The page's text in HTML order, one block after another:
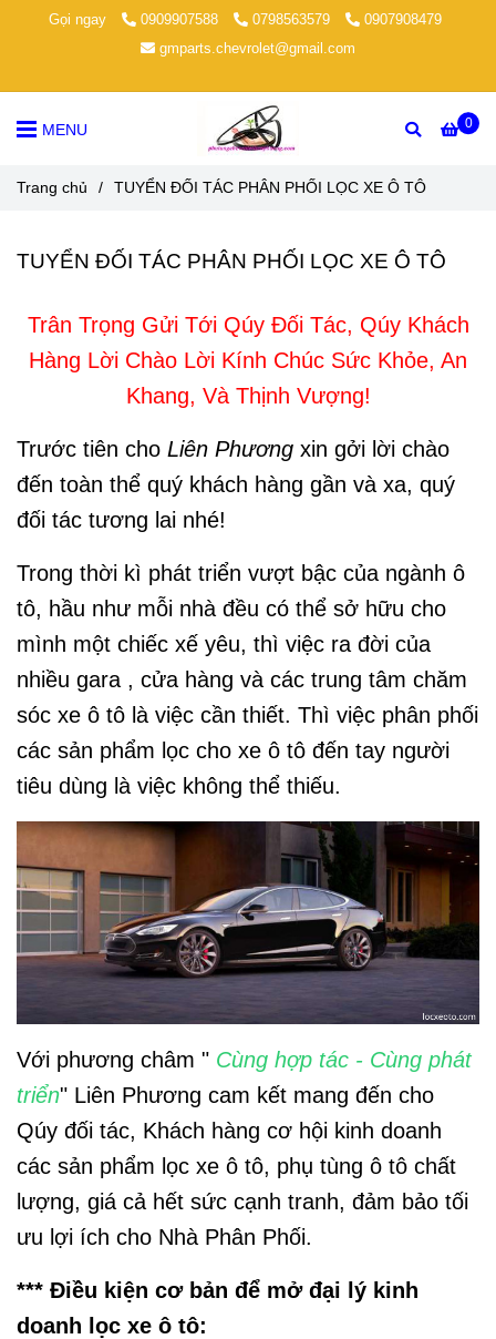
Gọi ngay 0909907588 0798563579
0907908479
gmparts.chevrolet@gmail.com
0
MENU
Trang chủ / TUYỂN ĐỐI TÁC PHÂN PHỐI LỌC XE Ô TÔ
TUYỂN ĐỐI TÁC PHÂN PHỐI LỌC XE Ô TÔ
Trân Trọng Gửi Tới Qúy Đối Tác, Qúy Khách
Hàng Lời Chào Lời Kính Chúc Sức Khỏe, An
Khang, Và Thịnh Vượng!
Trước tiên cho Liên Phương xin gởi lời chào
đến toàn thể quý khách hàng gần và xa, quý
đối tác tương lai nhé!
Trong thời kì phát triển vượt bậc của ngành ô
tô, hầu như mỗi nhà đều có thể sở hữu cho
mình một chiếc xế yêu, thì việc ra đời của
nhiều gara , cửa hàng và các trung tâm chăm
sóc xe ô tô là việc cần thiết. Thì việc phân phối
các sản phẩm lọc cho xe ô tô đến tay người
tiêu dùng là việc không thể thiếu.
Với phương châm " Cùng hợp tác - Cùng phát
triển" Liên Phương cam kết mang đến cho
Qúy đối tác, Khách hàng cơ hội kinh doanh
các sản phẩm lọc xe ô tô, phụ tùng ô tô chất
lượng, giá cả hết sức cạnh tranh, đảm bảo tối
ưu lợi ích cho Nhà Phân Phối.
*** Điều kiện cơ bản để mở đại lý kinh
doanh lọc xe ô tô: